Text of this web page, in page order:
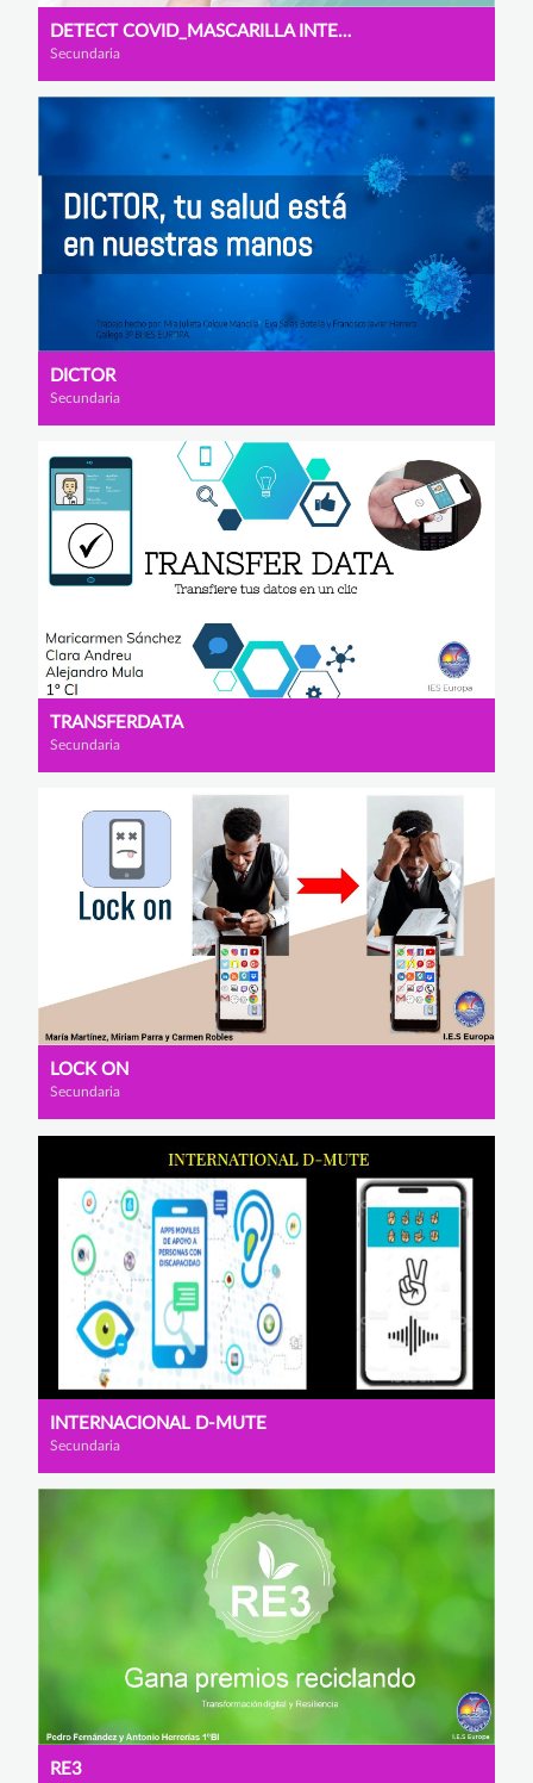
DETECT COVID_MASCARILLA INTELIGENTE
Secundaria
DICTOR
Secundaria
TRANSFERDATA
Secundaria
LOCK ON
Secundaria
INTERNACIONAL D-MUTE
Secundaria
RE3